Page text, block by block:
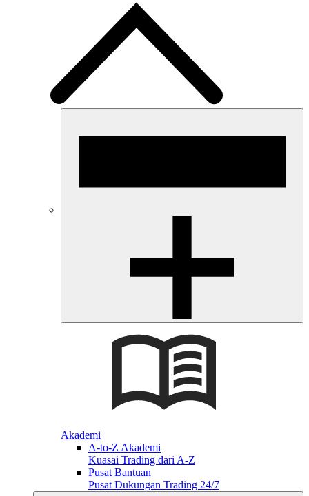
Akademi
A-to-Z Akademi
Kuasai Trading dari A-Z
Pusat Bantuan
Pusat Dukungan Trading 24/7